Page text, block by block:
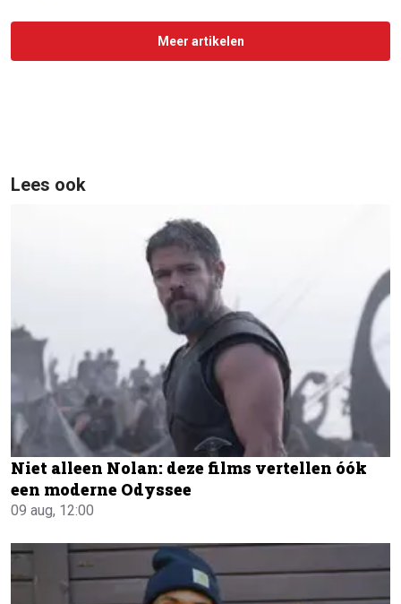
Meer artikelen
Lees ook
Niet alleen Nolan: deze films vertellen óók
een moderne Odyssee
09 aug, 12:00